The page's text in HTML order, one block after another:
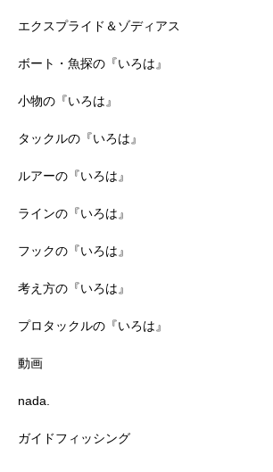
エクスプライド＆ゾディアス
ボート・魚探の『いろは』
小物の『いろは』
タックルの『いろは』
ルアーの『いろは』
ラインの『いろは』
フックの『いろは』
考え方の『いろは』
プロタックルの『いろは』
動画
nada.
ガイドフィッシング